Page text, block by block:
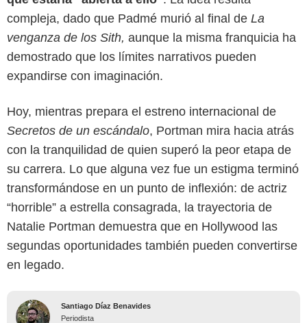
compleja, dado que Padmé murió al final de La
venganza de los Sith, aunque la misma franquicia ha
demostrado que los límites narrativos pueden
expandirse con imaginación.
Hoy, mientras prepara el estreno internacional de
Secretos de un escándalo, Portman mira hacia atrás
con la tranquilidad de quien superó la peor etapa de
su carrera. Lo que alguna vez fue un estigma terminó
transformándose en un punto de inflexión: de actriz
“horrible” a estrella consagrada, la trayectoria de
Natalie Portman demuestra que en Hollywood las
segundas oportunidades también pueden convertirse
en legado.
Santiago Díaz Benavides
Periodista